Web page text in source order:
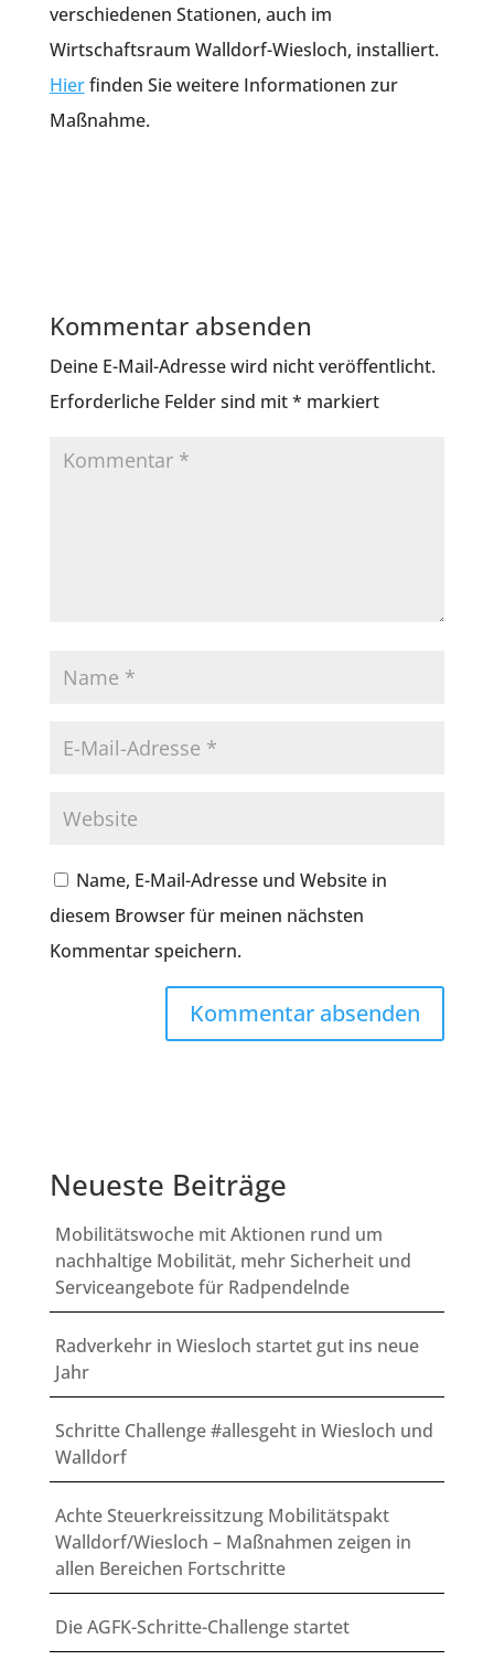
verschiedenen Stationen, auch im
Wirtschaftsraum Walldorf-Wiesloch, installiert.
Hierfinden Sie weitere Informationen zur
Maßnahme.
Kommentar absenden
Deine E-Mail-Adresse wird nicht veröffentlicht.
Erforderliche Felder sind mit* markiert
Name, E-Mail-Adresse und Website in
diesem Browser für meinen nächsten
Kommentar speichern.
Neueste Beiträge
Mobilitätswoche mit Aktionen rund um
nachhaltige Mobilität, mehr Sicherheit und
Serviceangebote für Radpendelnde
Radverkehr in Wiesloch startet gut ins neue
Jahr
Schritte Challenge #allesgeht in Wiesloch und
Walldorf
Achte Steuerkreissitzung Mobilitätspakt
Walldorf/Wiesloch – Maßnahmen zeigen in
allen Bereichen Fortschritte
Die AGFK-Schritte-Challenge startet